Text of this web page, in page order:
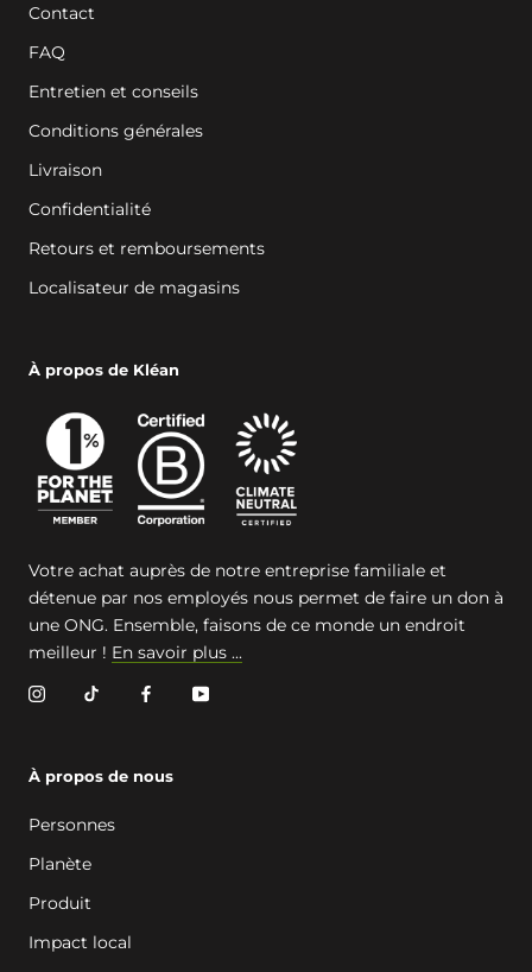
Contact
FAQ
Entretien et conseils
Conditions générales
Livraison
Confidentialité
Retours et remboursements
Localisateur de magasins
À propos de Kléan
Votre achat auprès de notre entreprise familiale et
détenue par nos employés nous permet de faire un don à
une ONG. Ensemble, faisons de ce monde un endroit
meilleur ! En savoir plus ...
À propos de nous
Personnes
Planète
Produit
Impact local